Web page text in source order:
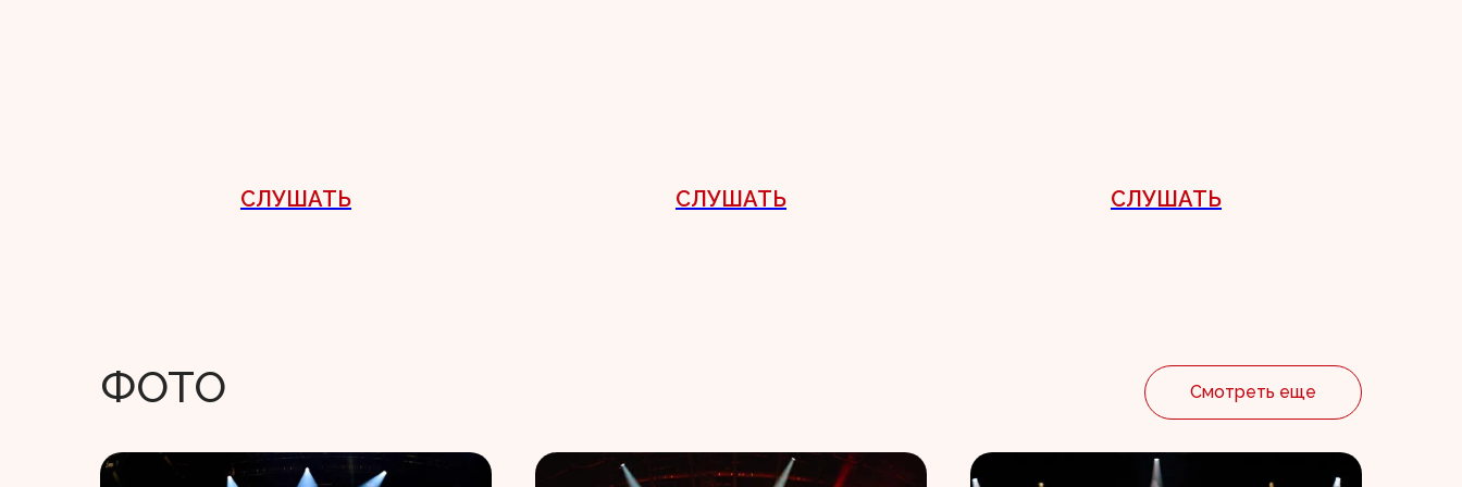
СЛУШАТЬ СЛУШАТЬ СЛУШАТЬ
ФОТО Смотреть еще